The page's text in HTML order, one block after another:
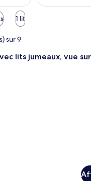
1 lit
sur 9
Une chambre
lits jumeaux, vue